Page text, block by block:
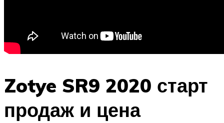
Zotye SR9 2020 старт
продаж и цена